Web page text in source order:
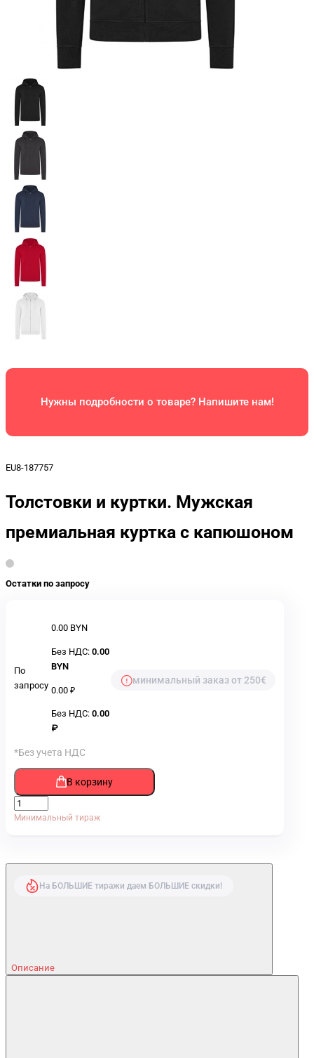
Нужны подробности о товаре? Напишите нам!
EU8-187757
Толстовки и куртки. Мужская
премиальная куртка с капюшоном
Остатки по запросу
По
запросу
0.00 BYN
Без НДС: 0.00
BYN
0.00 ₽
Без НДС: 0.00
₽
минимальный заказ от 250€
*Без учета НДС
В корзину
Минимальный тираж
На БОЛЬШИЕ тиражи даем БОЛЬШИЕ скидки!
Описание